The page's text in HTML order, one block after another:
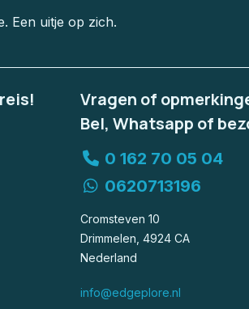
Een uitje op zich.
Vragen of
Bel, Whatsapp of
0 162 70 05 04
0620713196
Cromsteven 10
Drimmelen, 4924 CA
Nederland
info@edgeplore.nl